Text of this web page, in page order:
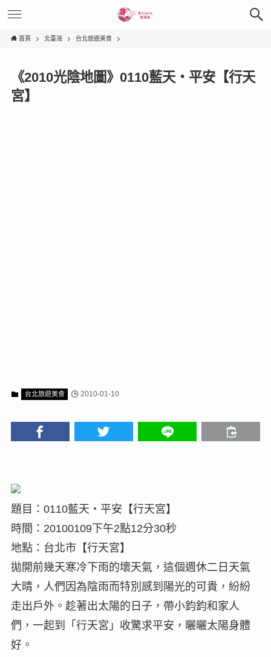
首頁 北臺灣 台北旅遊美食
《2010光陰地圖》0110藍天‧平安【行天
宮】
台北旅遊美食 2010-01-10
題目：0110藍天‧平安【行天宮】
時間：20100109下午2點12分30秒
地點：台北市【行天宮】
拋開前幾天寒冷下雨的壞天氣，這個週休二日天氣
大晴，人們因為陰雨而特別感到陽光的可貴，紛紛
走出戶外。趁著出太陽的日子，帶小鈞鈞和家人
們，一起到「行天宮」收驚求平安，曬曬太陽身體
好。